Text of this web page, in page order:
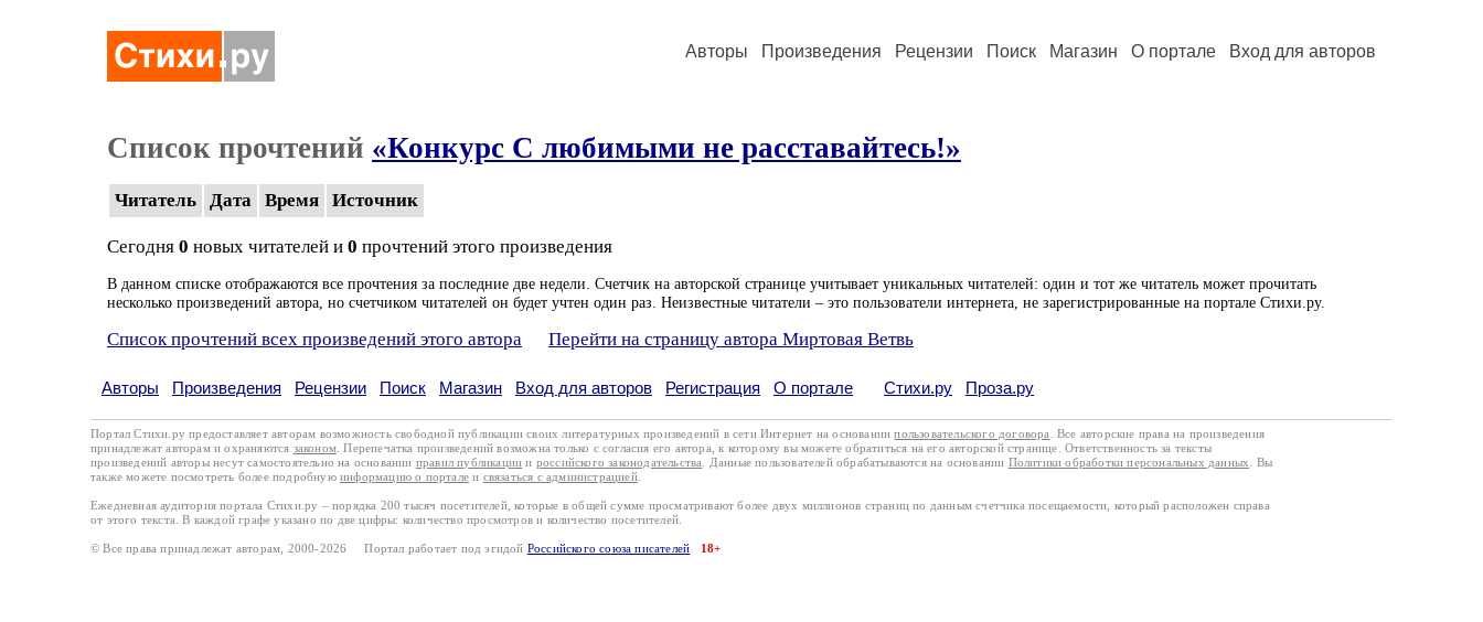
Авторы Произведения Рецензии Поиск Магазин О портале Вход для авторов
Список прочтений «Конкурс С любимыми не расставайтесь!»
Читатель Дата Время Источник
Сегодня 0 новых читателей и 0 прочтений этого произведения
В данном списке отображаются все прочтения за последние две недели. Счетчик на авторской странице учитывает уникальных читателей: один и тот же читатель может прочитать
несколько произведений автора, но счетчиком читателей он будет учтен один раз. Неизвестные читатели – это пользователи интернета, не зарегистрированные на портале Стихи.ру.
Список прочтений всех произведений этого автора Перейти на страницу автора Миртовая Ветвь
Авторы Произведения Рецензии Поиск Магазин Вход для авторов Регистрация О портале Стихи.ру Проза.ру
Портал Стихи.ру предоставляет авторам возможность свободной публикации своих литературных произведений в сети Интернет на основаниипользовательского договора
. Все авторские права на произведения
принадлежат авторам и охраняются законом . Перепечатка произведений возможна только с согласия его автора, к которому вы можете обратиться на его авторской странице. Ответственность за тексты
произведений авторы несут самостоятельно на основании правил публикации и российского законодательства . Данные пользователей обрабатываются на основании Политики обработки персональных данных
. Вы
также можете посмотреть более подробную информацию о портале и связаться с администрацией.
Ежедневная аудитория портала Стихи.ру – порядка 200 тысяч посетителей, которые в общей сумме просматривают более двух миллионов страниц по данным счетчика посещаемости, который расположен справа
от этого текста. В каждой графе указано по две цифры: количество просмотров и количество посетителей.
© Все права принадлежат авторам, 2000-2026 Портал работает под эгидой Российского союза писателей 18+